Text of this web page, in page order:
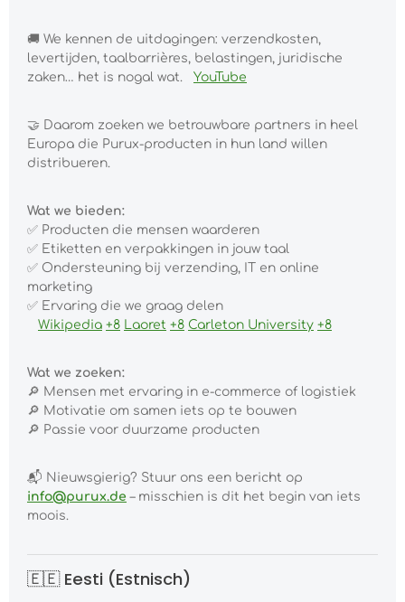
🚚 We kennen de uitdagingen: verzendkosten,
levertijden, taalbarrières, belastingen, juridische
zaken… het is nogal wat.
YouTube
🤝 Daarom zoeken we betrouwbare partners in heel
Europa die Purux-producten in hun land willen
distribueren.
Wat we bieden:
✅ Producten die mensen waarderen
✅ Etiketten en verpakkingen in jouw taal
✅ Ondersteuning bij verzending, IT en online
marketing
✅ Ervaring die we graag delen
Wikipedia +8 Laoret +8 Carleton University +8
Wat we zoeken:
🔎 Mensen met ervaring in e-commerce of logistiek
🔎 Motivatie om samen iets op te bouwen
🔎 Passie voor duurzame producten
📬 Nieuwsgierig? Stuur ons een bericht op
info@purux.de – misschien is dit het begin van iets
moois.
🇪🇪 Eesti (Estnisch)